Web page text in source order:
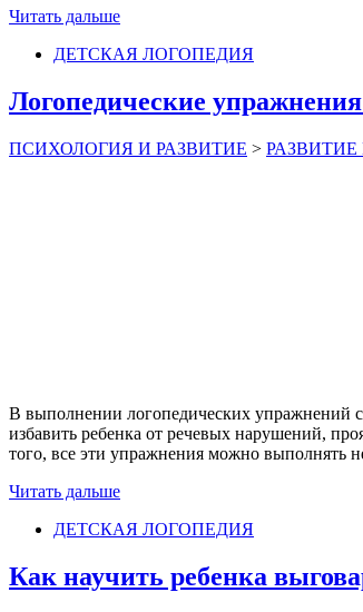
Читать дальше
ДЕТСКАЯ ЛОГОПЕДИЯ
Логопедические
ПСИХОЛОГИЯ И РАЗВИТИЕ >
В выполнении логопедических упражнений
избавить ребенка от речевых нарушений,
того, все эти упражнения можно выполнять
Читать дальше
ДЕТСКАЯ ЛОГОПЕДИЯ
Как научить ребенка